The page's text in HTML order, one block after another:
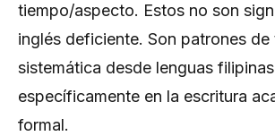
tiempo/aspecto. Estos no son
inglés deficiente. Son patrones de
sistemática desde lenguas
específicamente en la escritura
formal.